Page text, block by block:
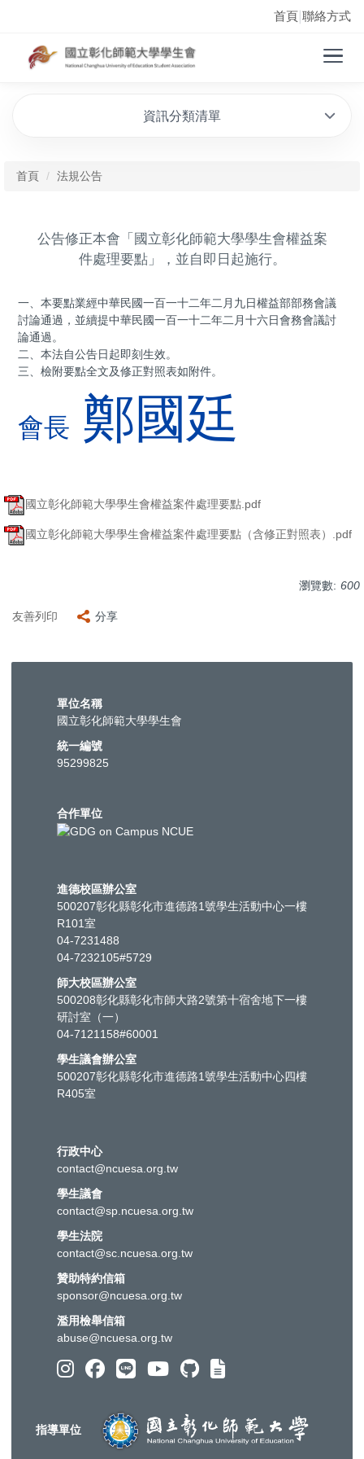
首頁 聯絡方式
資訊分類清單
首頁 法規公告
公告修正本會「國立彰化師範大學學生會權益案
件處理要點」，並自即日起施行。
一、本要點業經中華民國一百一十二年二月九日權益部部務會議
討論通過，並續提中華民國一百一十二年二月十六日會務會議討
論通過。
二、本法自公告日起即刻生效。
三、檢附要點全文及修正對照表如附件。
會長 鄭國廷
國立彰化師範大學學生會權益案件處理要點.pdf
國立彰化師範大學學生會權益案件處理要點（含修正對照表）.pdf
瀏覽數: 600
友善列印 分享
單位名稱
國立彰化師範大學學生會
統一編號
95299825
合作單位
進德校區辦公室
500207彰化縣彰化市進德路1號學生活動中心一樓
R101室
04-7231488
04-7232105#5729
師大校區辦公室
500208彰化縣彰化市師大路2號第十宿舍地下一樓
研討室（一）
04-7121158#60001
學生議會辦公室
500207彰化縣彰化市進德路1號學生活動中心四樓
R405室
行政中心
contact@ncuesa.org.tw
學生議會
contact@sp.ncuesa.org.tw
學生法院
contact@sc.ncuesa.org.tw
贊助特約信箱
sponsor@ncuesa.org.tw
濫用檢舉信箱
abuse@ncuesa.org.tw
指導單位